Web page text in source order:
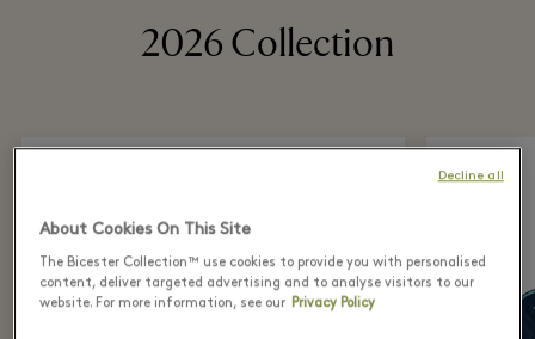
2026 Collection
About Cookies On This Site
The Bicester Collection™ use cookies to provide you with personalised
content, deliver targeted advertising and to analyse visitors to our
website. For more information, see our Privacy Policy
Decline all